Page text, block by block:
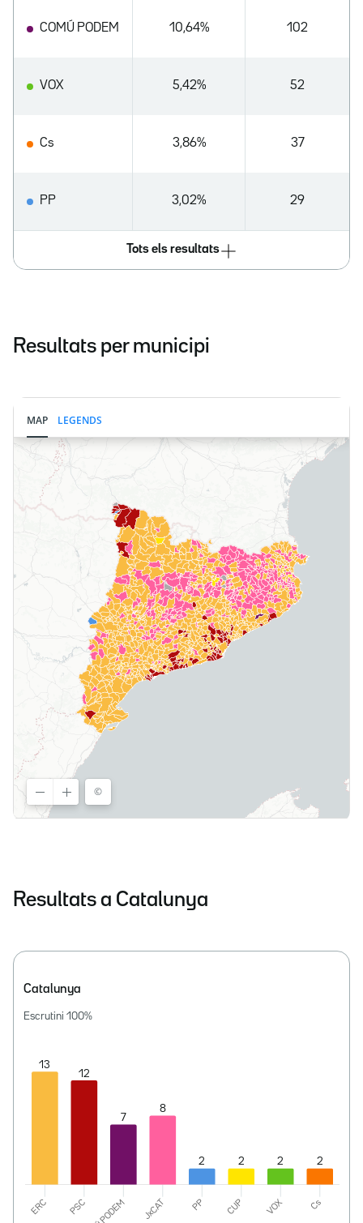
COMÚ PODEM 10,64% 102
VOX 5,42% 52
Cs 3,86% 37
PP 3,02% 29
Tots els resultats
Resultats per municipi
Resultats a Catalunya
Catalunya
Escrutini 100%